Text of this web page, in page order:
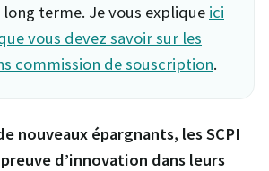
long terme. Je vous explique ici
vous devez savoir sur les
commission de souscription.
nouveaux épargnants, les SCPI
d’innovation dans leurs